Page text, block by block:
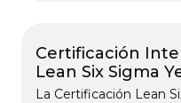
Certificación
Lean Six Sigma
La Certificación Lean